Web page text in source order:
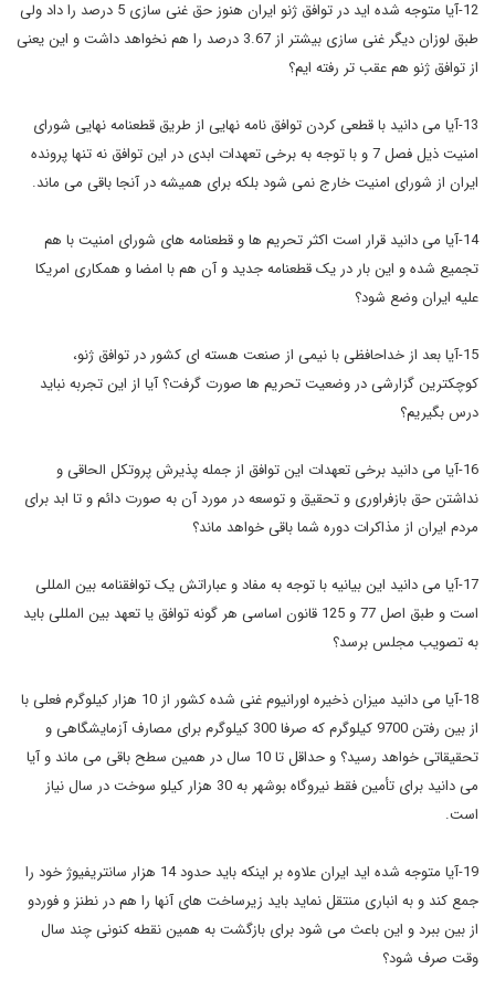
12-آیا متوجه شده اید در توافق ژنو ایران هنوز حق غنی سازی 5 درصد را داد ولی
طبق لوزان دیگر غنی سازی بیشتر از 3.67 درصد را هم نخواهد داشت و این یعنی
از توافق ژنو هم عقب تر رفته ایم؟
13-آیا می دانید با قطعی کردن توافق نامه نهایی از طریق قطعنامه نهایی شورای
امنیت ذیل فصل 7 و با توجه به برخی تعهدات ابدی در این توافق نه تنها پرونده
ایران از شورای امنیت خارج نمی شود بلکه برای همیشه در آنجا باقی می ماند.
14-آیا می دانید قرار است اکثر تحریم ها و قطعنامه های شورای امنیت با هم
تجمیع شده و این بار در یک قطعنامه جدید و آن هم با امضا و همکاری امریکا
علیه ایران وضع شود؟
15-آیا بعد از خداحافظی با نیمی از صنعت هسته ای کشور در توافق ژنو،
کوچکترین گزارشی در وضعیت تحریم ها صورت گرفت؟ آیا از این تجربه نباید
درس بگیریم؟
16-آیا می دانید برخی تعهدات این توافق از جمله پذیرش پروتکل الحاقی و
نداشتن حق بازفراوری و تحقیق و توسعه در مورد آن به صورت دائم و تا ابد برای
مردم ایران از مذاکرات دوره شما باقی خواهد ماند؟
17-آیا می دانید این بیانیه با توجه به مفاد و عباراتش یک توافقنامه بین المللی
است و طبق اصل 77 و 125 قانون اساسی هر گونه توافق یا تعهد بین المللی باید
به تصویب مجلس برسد؟
18-آیا می دانید میزان ذخیره اورانیوم غنی شده کشور از 10 هزار کیلوگرم فعلی با
از بین رفتن 9700 کیلوگرم که صرفا 300 کیلوگرم برای مصارف آزمایشگاهی و
تحقیقاتی خواهد رسید؟ و حداقل تا 10 سال در همین سطح باقی می ماند و آیا
می دانید برای تأمین فقط نیروگاه بوشهر به 30 هزار کیلو سوخت در سال نیاز
است.
19-آیا متوجه شده اید ایران علاوه بر اینکه باید حدود 14 هزار سانتریفیوژ خود را
جمع کند و به انباری منتقل نماید باید زیرساخت های آنها را هم در نطنز و فوردو
از بین ببرد و این باعث می شود برای بازگشت به همین نقطه کنونی چند سال
وقت صرف شود؟